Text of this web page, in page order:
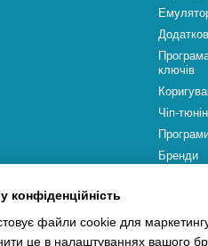
ключів
Чіп-
Бренди
файли cookie для
це в налаштуваннях вашого